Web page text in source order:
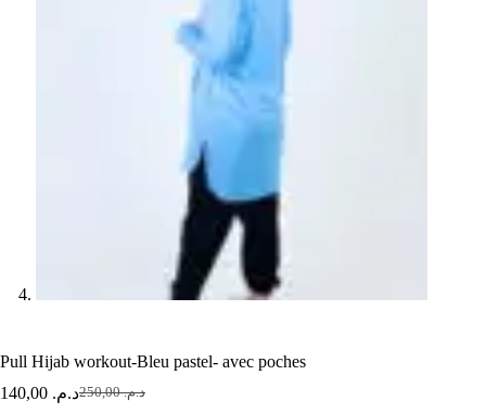
Pull Hijab workout-Bleu pastel- avec poches
د.م.250,00 د.م.